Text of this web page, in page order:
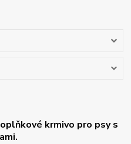
krmivo pro psy s